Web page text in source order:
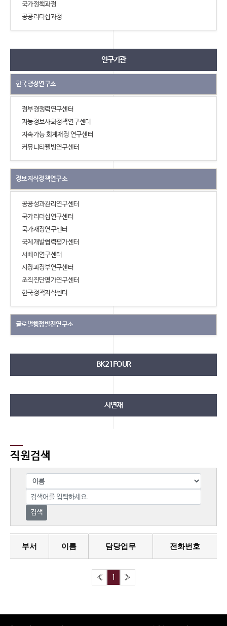
국가정책과정
공공리더십과정
연구기관
한국행정연구소
정부경쟁력연구센터
지능정보사회정책연구센터
지속가능 회계재정 연구센터
커뮤니티웰빙연구센터
정보지식정책연구소
공공성과관리연구센터
국가리더십연구센터
국가재정연구센터
국제개발협력평가센터
서베이연구센터
시장과정부연구센터
조직진단평가연구센터
한국정책지식센터
글로벌행정발전연구소
BK21FOUR
서연재
직원검색
검색
부서 이름 담당업무 전화번호
« 1 »